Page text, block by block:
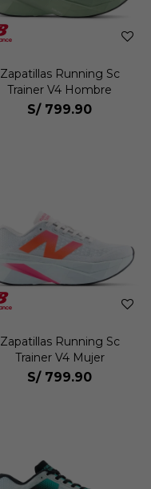
Zapatillas Running Sc
Trainer V4 Hombre
S/ 799.90
Zapatillas Running Sc
Trainer V4 Mujer
S/ 799.90